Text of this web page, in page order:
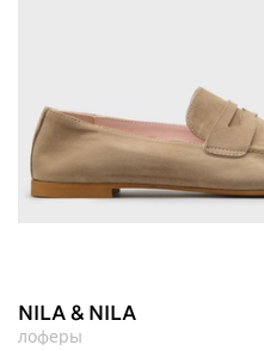
NILA & NILA
лоферы